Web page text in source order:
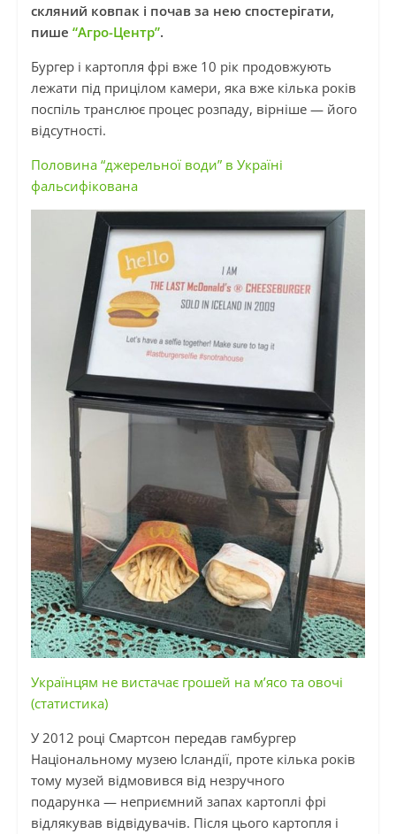
скляний ковпак і почав за нею спостерігати,
пише “Агро-Центр”.
Бургер і картопля фрі вже 10 рік продовжують
лежати під прицілом камери, яка вже кілька років
поспіль транслює процес розпаду, вірніше — його
відсутності.
Половина “джерельної води” в Україні
фальсифікована
Українцям не вистачає грошей на м’ясо та овочі
(статистика)
У 2012 році Смартсон передав гамбургер
Національному музею Ісландії, проте кілька років
тому музей відмовився від незручного
подарунка — неприємний запах картоплі фрі
відлякував відвідувачів. Після цього картопля і